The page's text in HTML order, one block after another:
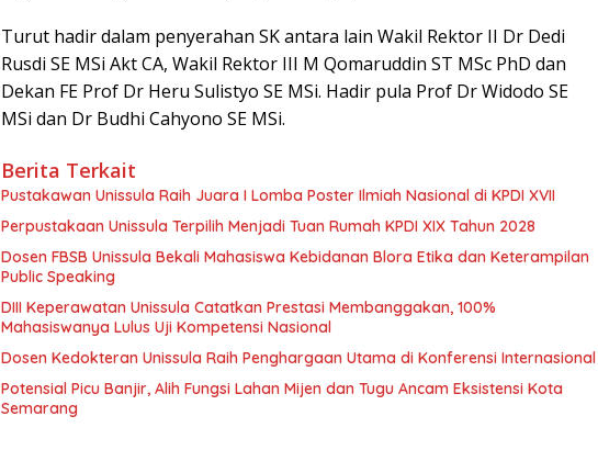
Turut hadir dalam penyerahan SK antara lain Wakil Rektor II Dr Dedi
Rusdi SE MSi Akt CA, Wakil Rektor III M Qomaruddin ST MSc PhD dan
Dekan FE Prof Dr Heru Sulistyo SE MSi. Hadir pula Prof Dr Widodo SE
MSi dan Dr Budhi Cahyono SE MSi.
Berita Terkait
Pustakawan Unissula Raih Juara I Lomba Poster Ilmiah Nasional di KPDI XVII
Perpustakaan Unissula Terpilih Menjadi Tuan Rumah KPDI XIX Tahun 2028
Dosen FBSB Unissula Bekali Mahasiswa Kebidanan Blora Etika dan Keterampilan
Public Speaking
DIII Keperawatan Unissula Catatkan Prestasi Membanggakan, 100%
Mahasiswanya Lulus Uji Kompetensi Nasional
Dosen Kedokteran Unissula Raih Penghargaan Utama di Konferensi Internasional
Potensial Picu Banjir, Alih Fungsi Lahan Mijen dan Tugu Ancam Eksistensi Kota
Semarang